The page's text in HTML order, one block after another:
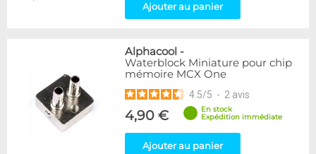
Ajouter au panier
Alphacool -
Waterblock Miniature pour chip
mémoire MCX One
4.5/5 - 2 avis
4,90 €
En stock
Expédition immédiate
Ajouter au panier